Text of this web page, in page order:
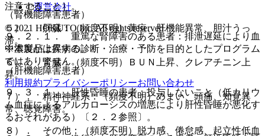
（腎機能障害患者）
９．２．１． 重篤な腎障害のある患者：排泄遅延により血
中濃度が上昇する。
（肝機能障害患者）
９．３．１． 肝性昏睡の患者：投与しないこと（低カリウ
ム血症によるアルカローシスの増悪により肝性昏睡が悪化す
るおそれがある）〔２．２参照〕。
注意すること］。
５）． 肝臓：（頻度不明）黄疸、肝機能異常、胆汁うっ
滞。
６）． 腎臓：（頻度不明）ＢＵＮ上昇、クレアチニン上
昇。
７）． 精神神経系：（頻度不明）めまい、頭痛、知覚異
常、聴覚障害。
８）． その他：（頻度不明）脱力感、倦怠感、起立性低血
運営会社
© 2021 HOKUTO Inc. All rights reserved.
※本製品は疾病の診断・治療・予防を目的としたプログラム
ではありません。
利用規約プライバシーポリシーお問い合わせ